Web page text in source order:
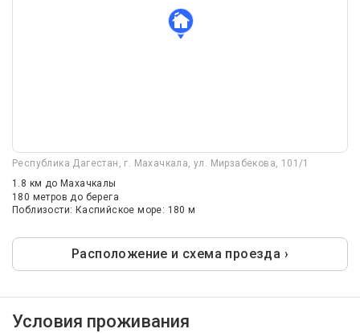
Республика Дагестан, г. Махачкала, ул. Мирзабекова, 101/1
1.8 км до Махачкалы
180 метров до берега
Поблизости: Каспийское море: 180 м
Расположение и схема проезда ›
Условия проживания